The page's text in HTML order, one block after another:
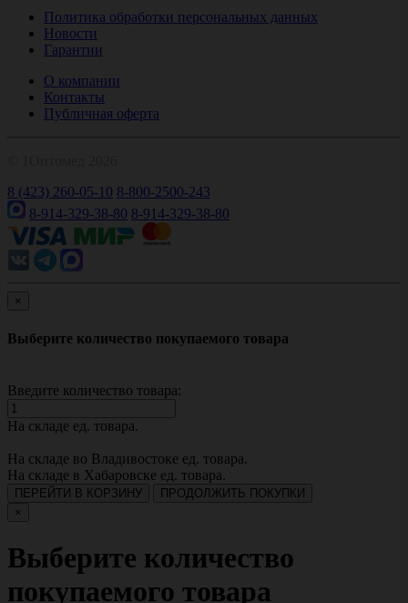
Политика обработки персональных данных
Новости
Гарантии
О компании
Контакты
Публичная оферта
8 (423) 260-05-10 8-800-2500-243
8-914-329-38-80 8-914-329-38-80
×
Выберите количество покупаемого товара
Введите количество товара:
На складе ед. товара.
На складе во Владивостоке ед. товара.
На складе в Хабаровске ед. товара.
ПЕРЕЙТИ В КОРЗИНУ
ПРОДОЛЖИТЬ ПОКУПКИ
×
Выберите количество
покупаемого товара